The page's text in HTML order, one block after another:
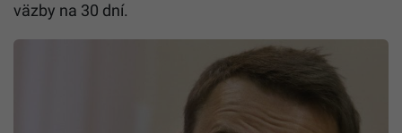
väzby na 30 dní.